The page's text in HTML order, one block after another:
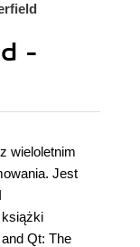
-
wieloletnim
Jest
książki
Qt: The